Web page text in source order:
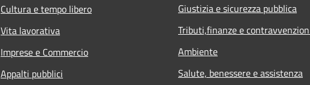
Cultura e tempo libero
Vita lavorativa
Imprese e Commercio
Appalti pubblici
Giustizia e sicurezza pubblica
Tributi,finanze e
Ambiente
Salute, benessere e assistenza